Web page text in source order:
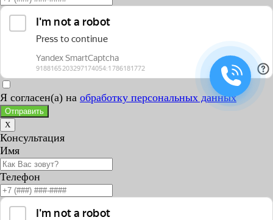
Я согласен(а) на обработку персональных данных
Отправить
X
Консультация
Имя
Телефон